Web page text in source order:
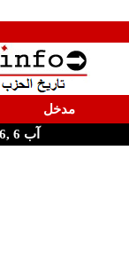
مدخل
آب 6 ,2026